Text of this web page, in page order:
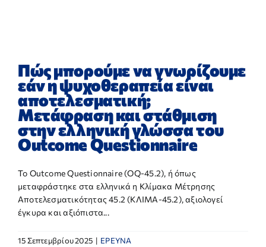
ΕΠΙΚΟΙΝΩΝΙΑ
Πώς μπορούμε να γνωρίζουμε
εάν η ψυχοθεραπεία είναι
αποτελεσματική;
Μετάφραση και στάθμιση
στην ελληνική γλώσσα του
Outcome Questionnaire
Το Outcome Questionnaire (OQ-45.2), ή όπως
μεταφράστηκε στα ελληνικά η Κλίμακα Μέτρησης
Αποτελεσματικότητας 45.2 (ΚΛΙΜΑ-45.2), αξιολογεί
έγκυρα και αξιόπιστα...
15 Σεπτεμβρίου 2025 | ΕΡΕΥΝΑ